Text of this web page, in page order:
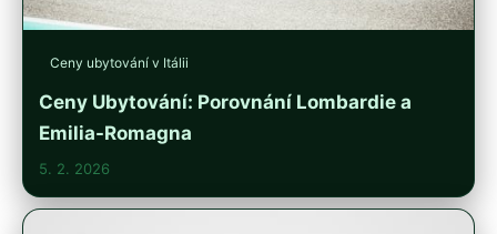
Ceny ubytování v Itálii
Ceny Ubytování: Porovnání Lombardie a
Emilia-Romagna
5. 2. 2026